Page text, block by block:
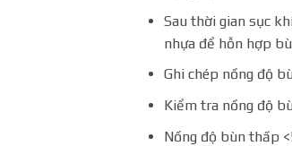
Sau thời gian sục
nhựa để hỗn hợp
Ghi chép nồng độ
Kiểm tra nồng độ
Nồng độ bùn thấp